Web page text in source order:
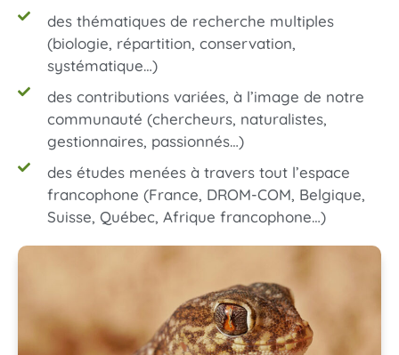
des thématiques de recherche multiples
(biologie, répartition, conservation,
systématique…)
des contributions variées, à l’image de notre
communauté (chercheurs, naturalistes,
gestionnaires, passionnés…)
des études menées à travers tout l’espace
francophone (France, DROM-COM, Belgique,
Suisse, Québec, Afrique francophone…)